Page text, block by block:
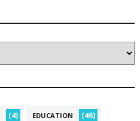
(4) EDUCATION (46)